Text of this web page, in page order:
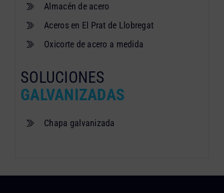
Almacén de acero
Aceros en El Prat de Llobregat
Oxicorte de acero a medida
SOLUCIONES
GALVANIZADAS
Chapa galvanizada